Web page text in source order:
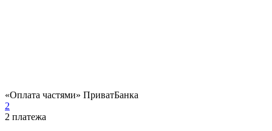
«Оплата частями» ПриватБанка
2
2 платежа